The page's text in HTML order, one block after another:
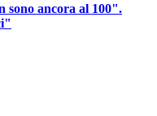
sono ancora al 100".